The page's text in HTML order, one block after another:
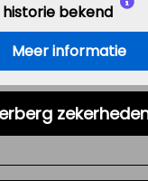
historie bekend
Meer informatie